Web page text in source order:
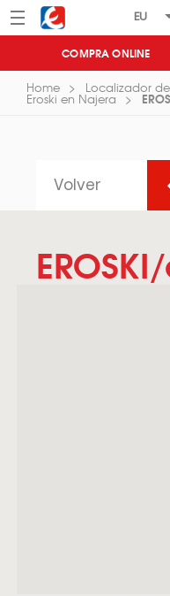
Menú Eroski
COMPRA ONLINE
Home Localizador
Eroski en Najera
Volver